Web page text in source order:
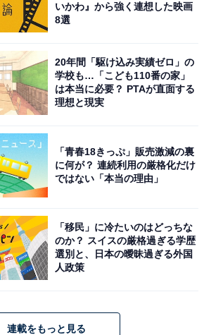
いかわ』から強く連想した映画
8選
20年間「駆け込み実績ゼロ」の
学校も…「こども110番の家」
は本当に必要？ PTAが直面する
理想と現実
「青春18きっぷ」販売激減の裏
に何が？ 連続利用の厳格化だけ
ではない「本当の理由」
「移民」に冷たいのはどっちな
のか？ スイスの厳格過ぎる学歴
選別と、日本の曖昧過ぎる外国
人政策
連載をもっと見る